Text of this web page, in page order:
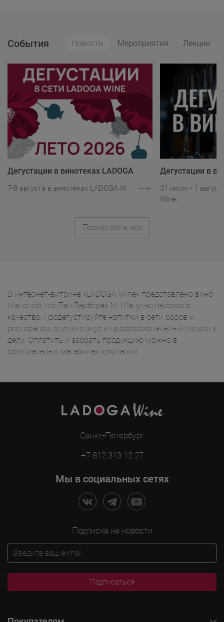
События Новости Мероприятия Лекции
Дегустации в винотеках LADOGA
7-8 августа в винотеках LADOGA Wine.
Дегустации в
31 июля - 1
Wine.
Посмотреть все
В интернет-витрине «LADOGA Wine» представлено вино
Шатонёф-дю-Пап Барберак М. Шапутье высокого
качества. Продегустируйте напитки в сети баров и
ресторанов, оцените вкус и профессиональный подход к
делу. Оплатить и забрать продукцию можно в
официальных магазинах компании.
Санкт-Петербург
+7 812 313 12 27
Мы в социальных сетях
Подписка на новости
Подписаться